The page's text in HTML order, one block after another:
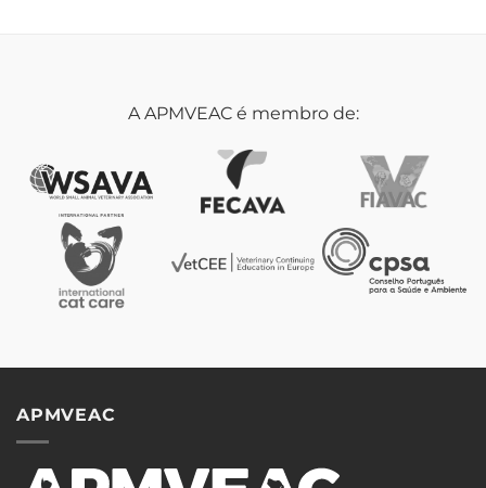
A APMVEAC é membro de:
APMVEAC